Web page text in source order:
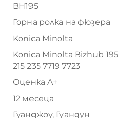
BH195
Горна ролка на фюзера
Konica Minolta
Konica Minolta Bizhub 195
215 235 7719 7723
Оценка A+
12 месеца
Гуанджоу, Гуандун